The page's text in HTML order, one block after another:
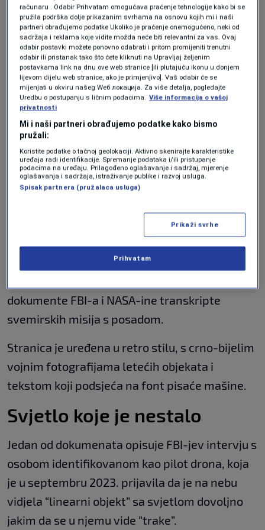
1960-ih su mnogi prijavljivali da su
vidjeli NLO-e. Pentagon objavio o
čemu se radilo
VIRALNO|8. mar.
Najavljeno je da će dodatni dokumenti biti
objavljivani postepeno.
Uključeni Pentagon, NASA i
FBI
Pored Pentagona, u objavi materijala učestvuju
Bijela kuća, direktor nacionalne obavještajne
službe, Ministarstvo energetike, NASA i FBI.
Na novoj internetskoj stranici objavljena su
prva 162 dokumenta, uključujući stare
dokumente FBI-a i NASA-ine transkripte
svemirskih misija s posadom.
Stranica je uređena u retro stilu, s crno-bijelim
vojnim fotografijama letećih objekata i
tekstom koji podsjeća na font pisaće mašine.
Svjetlo koje je nestalo
Jedan od dokumenata opisuje FBI-jev intervju s
osobom identifikovanom kao pilot drona, koja
je u septembru 2023. prijavila da je na nebu
vidjela “linearni objekt” sa svjetlom dovoljno
jakim da se u njemu vide “trake”.
računaru . Odabir Prihvatam omogućava praćenje tehnologije kako bi se
pružila podrška dolje prikazanim svrhama na osnovu kojih mi i naši
partneri obrađujemo podatke Ukoliko je praćenje onemogućeno, neki od
sadržaja i reklama koje vidite možda neće biti relevantni za vas. Ovaj
odabir postavki možete ponovno odabrati i pritom promijeniti trenutni
odabir ili pristanak tako što ćete kliknuti na Upravljaj željenim
postavkama link na dnu ove web stranice [ili plutajuću ikonu u donjem
lijevom dijelu web stranice, ako je primjenjivo]. Vaš odabir će se
mijenjati u okviru našeg Wеб локација. Za više detalja, pogledajte
Uredbu o postupanju s ličnim podacima. Više informacija o vašoj
privatnosti
Mi i naši partneri obrađujemo podatke kako bismo
pružali:
Koristite podatke o tačnoj geolokaciji. Aktivno skenirajte karakteristike
uređaja radi identifikacije. Spremanje podataka i/ili pristupanje
podacima na uređaju. Prilagođeno oglašavanje i sadržaj, mjerenje
oglašavanja i sadržaja, istraživanje publike i razvoj usluga.
Spisak partnera (pružalaca usluga)
Prikaži svrhe
Prihvatam